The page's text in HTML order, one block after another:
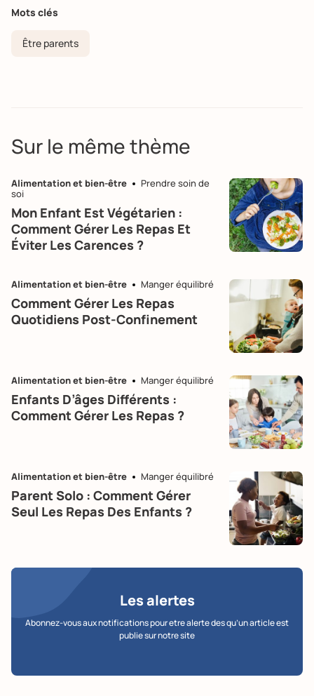
Mots clés
Être parents
Sur le même thème
Alimentation et bien-être
Prendre soin de
soi
Mon Enfant Est Végétarien :
Comment Gérer Les Repas Et
Éviter Les Carences ?
Alimentation et bien-être Manger équilibré
Comment Gérer Les Repas
Quotidiens Post-Confinement
Alimentation et bien-être Manger équilibré
Enfants D’âges Différents :
Comment Gérer Les Repas ?
Alimentation et bien-être Manger équilibré
Parent Solo : Comment Gérer
Seul Les Repas Des Enfants ?
Les alertes
Abonnez-vous aux notifications pour etre alerte des qu’un article est
publie sur notre site